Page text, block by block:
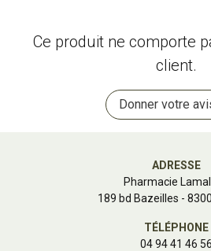
Ce produit ne comporte
client.
Donner votre
ADRESSE
Pharmacie
189 bd Bazeilles -
TÉLÉPHONE
04 94 41 46 56